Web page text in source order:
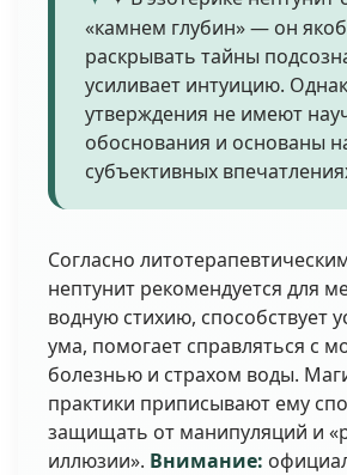
«камнем глубин» — он
раскрывать тайны
усиливает интуицию.
утверждения не имеют
обоснования и основаны
субъективных
Согласно
нептунит рекомендуется для
водную стихию, способствует
ума, помогает справляться с
болезнью и страхом воды.
практики приписывают ему
защищать от манипуляций и
иллюзии». Внимание: